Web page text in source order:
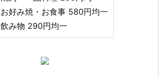
お好み焼・お食事 580円均一
飲み物 290円均一